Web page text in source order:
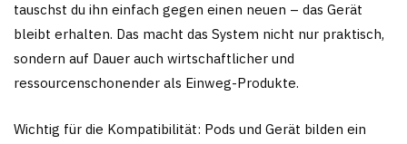
tauschst du ihn einfach gegen einen neuen – das Gerät
bleibt erhalten. Das macht das System nicht nur praktisch,
sondern auf Dauer auch wirtschaftlicher und
ressourcenschonender als Einweg-Produkte.
Wichtig für die Kompatibilität: Pods und Gerät bilden ein